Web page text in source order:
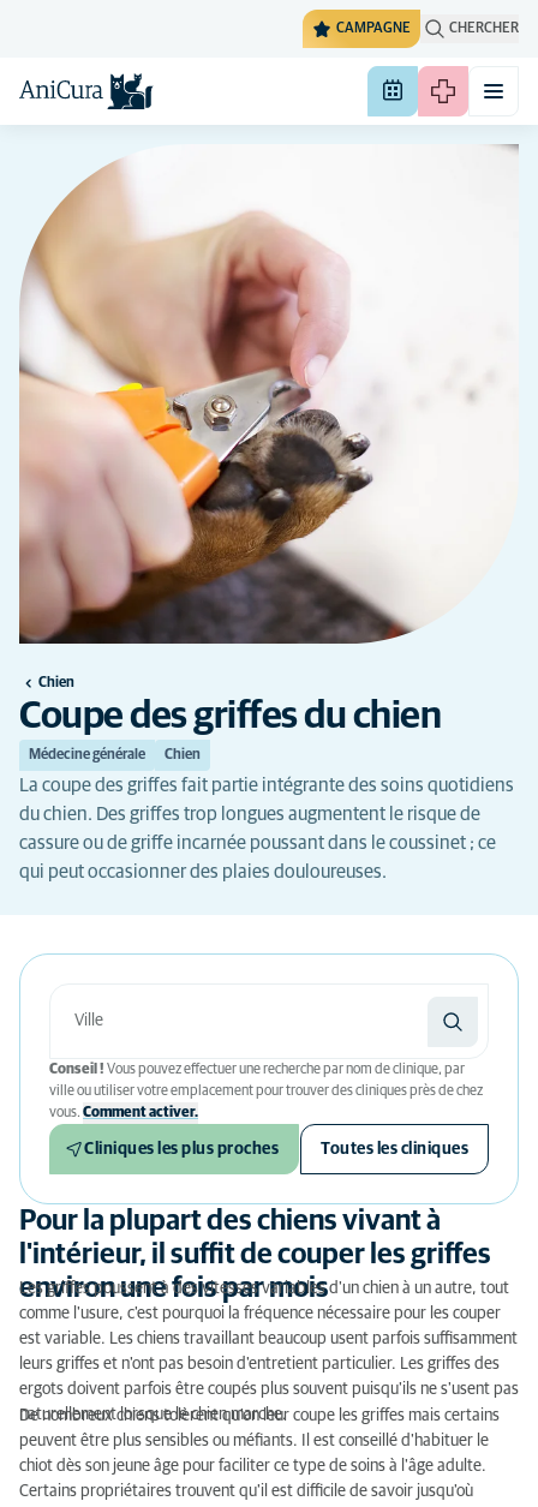
CAMPAGNE CHERCHER
Chien
Coupe des griffes du chien
Médecine générale Chien
La coupe des griffes fait partie intégrante des soins quotidiens
du chien. Des griffes trop longues augmentent le risque de
cassure ou de griffe incarnée poussant dans le coussinet ; ce
qui peut occasionner des plaies douloureuses.
Conseil ! Vous pouvez effectuer une recherche par nom de clinique, par
ville ou utiliser votre emplacement pour trouver des cliniques près de chez
vous. Comment activer.
Cliniques les plus proches Toutes les cliniques
Pour la plupart des chiens vivant à
l'intérieur, il suffit de couper les griffes
environ une fois par mois
Les griffes poussent à des vitesses variables d'un chien à un autre, tout
comme l'usure, c'est pourquoi la fréquence nécessaire pour les couper
est variable. Les chiens travaillant beaucoup usent parfois suffisamment
leurs griffes et n'ont pas besoin d'entretient particulier. Les griffes des
ergots doivent parfois être coupés plus souvent puisqu'ils ne s'usent pas
naturellement lorsque le chien marche.
De nombreux chiens tolèrent qu'on leur coupe les griffes mais certains
peuvent être plus sensibles ou méfiants. Il est conseillé d'habituer le
chiot dès son jeune âge pour faciliter ce type de soins à l'âge adulte.
Certains propriétaires trouvent qu'il est difficile de savoir jusqu'où